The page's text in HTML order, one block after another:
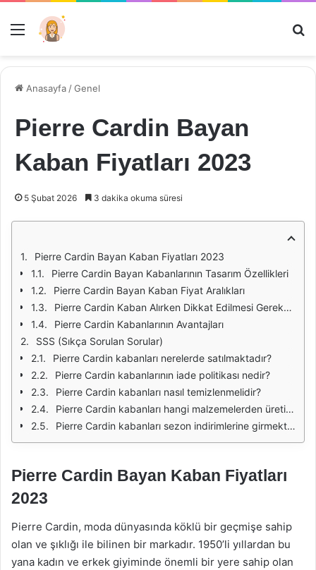
Menü
Anasayfa /Genel
Pierre Cardin Bayan
Kaban Fiyatları 2023
5 Şubat 2026 3 dakika okuma süresi
Pierre Cardin Bayan Kaban Fiyatları 2023
Pierre Cardin Bayan Kabanlarının Tasarım Özellikleri
Pierre Cardin Bayan Kaban Fiyat Aralıkları
Pierre Cardin Kaban Alırken Dikkat Edilmesi Gerekenler
Pierre Cardin Kabanlarının Avantajları
SSS (Sıkça Sorulan Sorular)
Pierre Cardin kabanları nerelerde satılmaktadır?
Pierre Cardin kabanlarının iade politikası nedir?
Pierre Cardin kabanları nasıl temizlenmelidir?
Pierre Cardin kabanları hangi malzemelerden üretilmektedir?
Pierre Cardin kabanları sezon indirimlerine girmekte midir?
Pierre Cardin Bayan Kaban Fiyatları
2023
Pierre Cardin, moda dünyasında köklü bir geçmişe sahip
olan ve şıklığı ile bilinen bir markadır. 1950’li yıllardan bu
yana kadın ve erkek giyiminde önemli bir yere sahip olan